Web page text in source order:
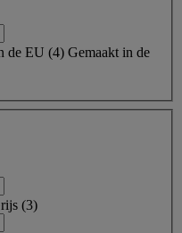
de EU (4) Gemaakt in de
(3)